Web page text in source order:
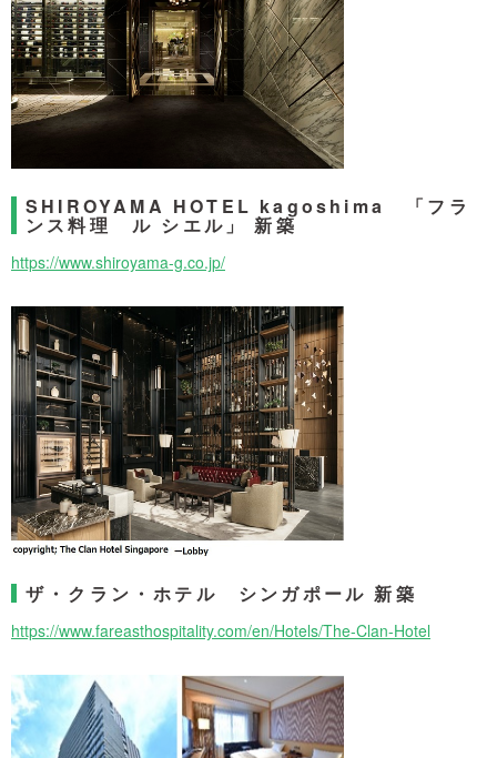
SHIROYAMA HOTEL kagoshima 「フラ
ンス料理 ル シエル」 新築
https://www.shiroyama-g.co.jp/
ザ・クラン・ホテル シンガポール 新築
https://www.fareasthospitality.com/en/Hotels/The-Clan-Hotel